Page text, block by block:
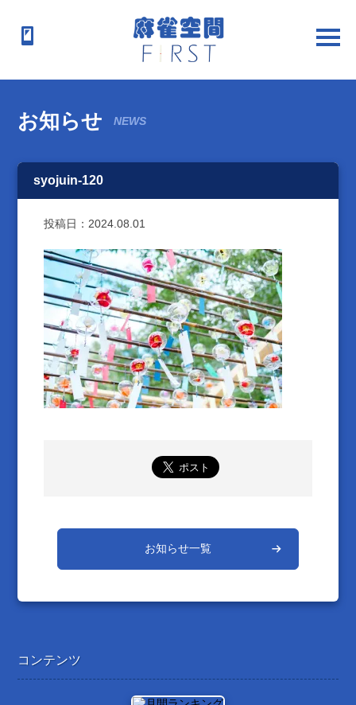
お知らせ NEWS
syojuin-120
投稿日： 2024.08.01
お知らせ一覧
コンテンツ